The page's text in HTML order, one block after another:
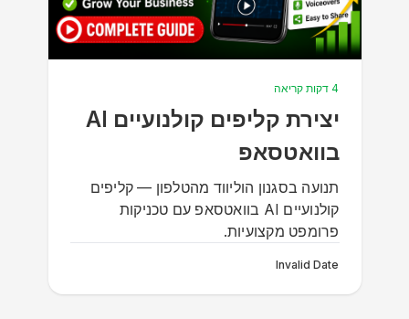
4 דקות קריאה
יצירת קליפים קולנועיים AI
בוואטסאפ
תנועה בסגנון הוליווד מהטלפון — קליפים
קולנועיים AI בוואטסאפ עם טכניקות
פרומפט מקצועיות.
Invalid Date